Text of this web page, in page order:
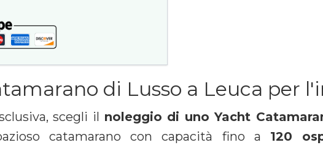
di Lusso a Leuca per
scegli il noleggio di uno Yacht
catamarano con capacità fino a 120